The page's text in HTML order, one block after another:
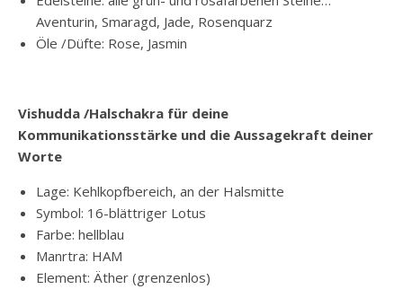
Aventurin, Smaragd, Jade, Rosenquarz
Öle /Düfte: Rose, Jasmin
Vishudda /Halschakra für deine
Kommunikationsstärke und die Aussagekraft deiner
Worte
Lage: Kehlkopfbereich, an der Halsmitte
Symbol: 16-blättriger Lotus
Farbe: hellblau
Manrtra: HAM
Element: Äther (grenzenlos)